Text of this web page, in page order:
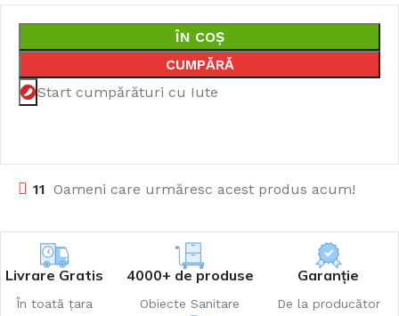
ÎN COȘ
CUMPĂRĂ
Start cumpărături cu Iute
11 Oameni care urmăresc acest produs acum!
Livrare Gratis
În toată țara
4000+ de produse
Obiecte Sanitare
Garanție
De la producător